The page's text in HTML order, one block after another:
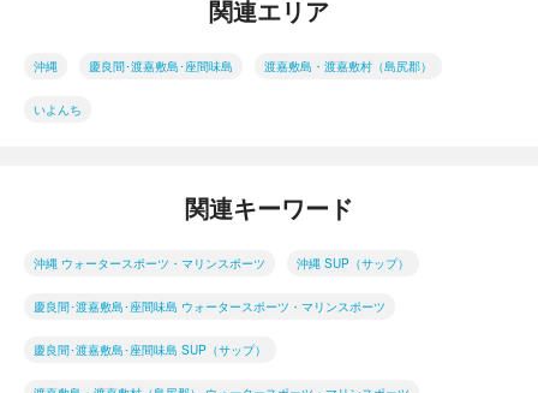
関連エリア
沖縄 慶良間･渡嘉敷島･座間味島 渡嘉敷島・渡嘉敷村（島尻郡）
いよんち
関連キーワード
沖縄 ウォータースポーツ・マリンスポーツ 沖縄 SUP（サップ）
慶良間･渡嘉敷島･座間味島 ウォータースポーツ・マリンスポーツ
慶良間･渡嘉敷島･座間味島 SUP（サップ）